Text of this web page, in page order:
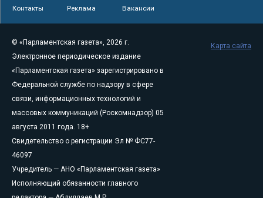
Контакты Реклама Вакансии
© «Парламентская газета», 2026 г.
Электронное периодическое издание
«Парламентская газета» зарегистрировано в
Федеральной службе по надзору в сфере
связи, информационных технологий и
массовых коммуникаций (Роскомнадзор) 05
августа 2011 года. 18+
Свидетельство о регистрации Эл № ФС77-
46097
Учредитель — АНО «Парламентская газета»
Исполняющий обязанности главного
Карта сайта